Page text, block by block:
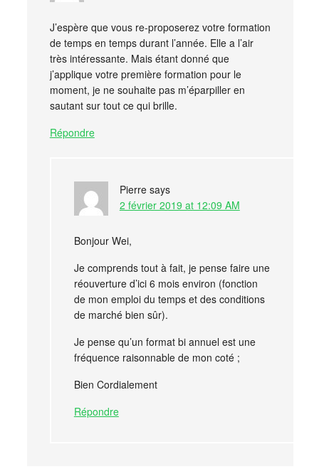
J’espère que vous re-proposerez votre formation
de temps en temps durant l’année. Elle a l’air
très intéressante. Mais étant donné que
j’applique votre première formation pour le
moment, je ne souhaite pas m’éparpiller en
sautant sur tout ce qui brille.
Répondre
Pierre says
2 février 2019 at 12:09 AM
Bonjour Wei,
Je comprends tout à fait, je pense faire une
réouverture d’ici 6 mois environ (fonction
de mon emploi du temps et des conditions
de marché bien sûr).
Je pense qu’un format bi annuel est une
fréquence raisonnable de mon coté ;
Bien Cordialement
Répondre